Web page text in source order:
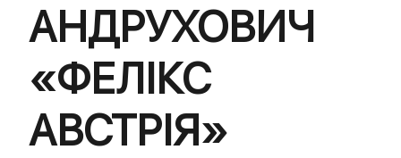
АНДРУХОВИЧ
«ФЕЛІКС
АВСТРІЯ»